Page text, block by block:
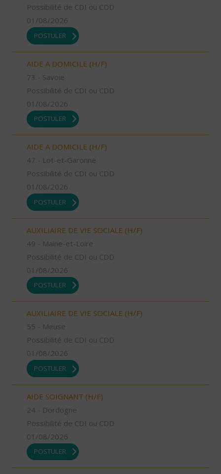
Possibilité de CDI ou CDD
01/08/2026
POSTULER
AIDE A DOMICILE (H/F)
73 - Savoie
Possibilité de CDI ou CDD
01/08/2026
POSTULER
AIDE A DOMICILE (H/F)
47 - Lot-et-Garonne
Possibilité de CDI ou CDD
01/08/2026
POSTULER
AUXILIAIRE DE VIE SOCIALE (H/F)
49 - Maine-et-Loire
Possibilité de CDI ou CDD
01/08/2026
POSTULER
AUXILIAIRE DE VIE SOCIALE (H/F)
55 - Meuse
Possibilité de CDI ou CDD
01/08/2026
POSTULER
AIDE SOIGNANT (H/F)
24 - Dordogne
Possibilité de CDI ou CDD
01/08/2026
POSTULER